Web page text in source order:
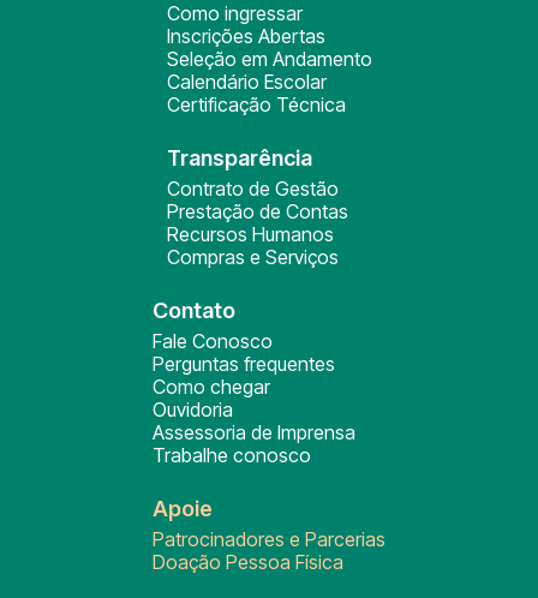
Como ingressar
Inscrições Abertas
Seleção em Andamento
Calendário Escolar
Certificação Técnica
Transparência
Contrato de Gestão
Prestação de Contas
Recursos Humanos
Compras e Serviços
Contato
Fale Conosco
Perguntas frequentes
Como chegar
Ouvidoria
Assessoria de Imprensa
Trabalhe conosco
Apoie
Patrocinadores e Parcerias
Doação Pessoa Física